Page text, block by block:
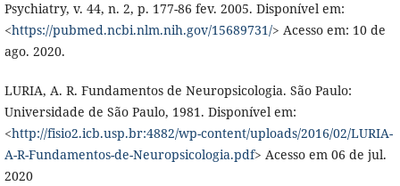
Psychiatry, v. 44, n. 2, p. 177-86 fev. 2005. Disponível em:
<https://pubmed.ncbi.nlm.nih.gov/15689731/> Acesso em: 10 de
ago. 2020.
LURIA, A. R. Fundamentos de Neuropsicologia. São Paulo:
Universidade de São Paulo, 1981. Disponível em:
<http://fisio2.icb.usp.br:4882/wp-content/uploads/2016/02/LURIA-
A-R-Fundamentos-de-Neuropsicologia.pdf> Acesso em 06 de jul.
2020